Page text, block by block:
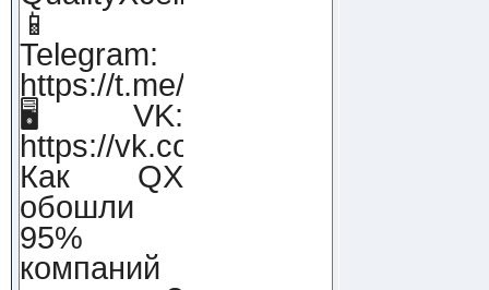
📱
Telegram:
https://t.me/qx_lab_IT
🖥 VK:
https://vk.com/qualityxcellenc
Как QX
обошли
95%
компаний